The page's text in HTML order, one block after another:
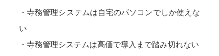
・寺務管理システムは自宅のパソコンでしか使えな
い
・寺務管理システムは高価で導入まで踏み切れない